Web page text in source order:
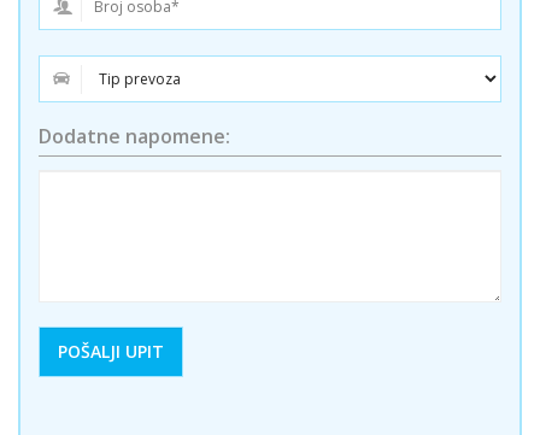
Dodatne napomene: